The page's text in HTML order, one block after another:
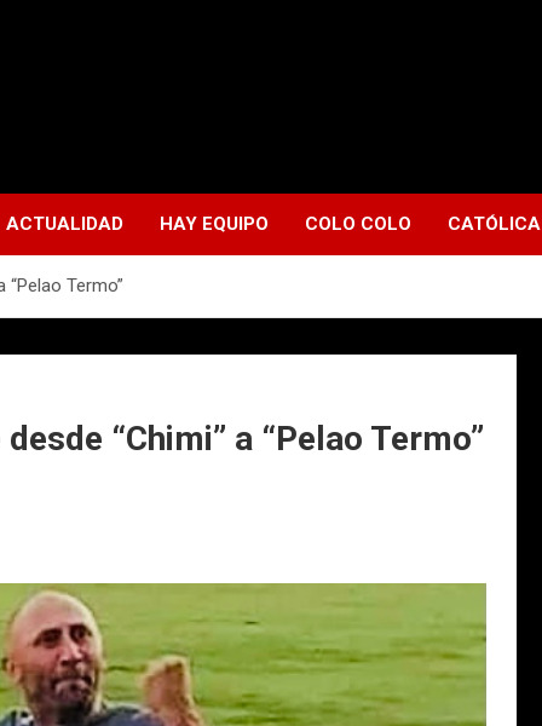
ACTUALIDAD HAY EQUIPO COLO COLO CATÓLICA
“Pelao Termo”
“Chimi” a “Pelao Termo”